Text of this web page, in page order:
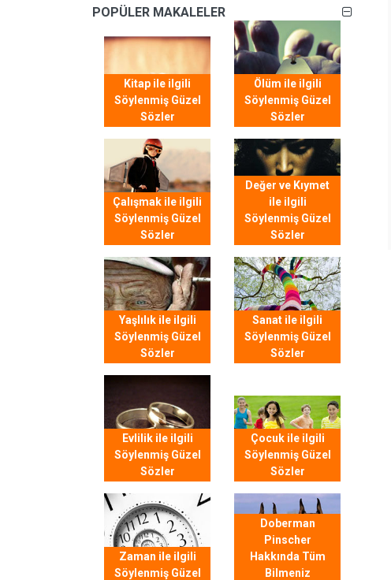
POPÜLER MAKALELER
Kitap ile ilgili
Söylenmiş Güzel
Sözler
Ölüm ile ilgili
Söylenmiş Güzel
Sözler
Çalışmak ile ilgili
Söylenmiş Güzel
Sözler
Değer ve Kıymet
ile ilgili
Söylenmiş Güzel
Sözler
Yaşlılık ile ilgili
Söylenmiş Güzel
Sözler
Sanat ile ilgili
Söylenmiş Güzel
Sözler
Evlilik ile ilgili
Söylenmiş Güzel
Sözler
Çocuk ile ilgili
Söylenmiş Güzel
Sözler
Zaman ile ilgili
Söylenmiş Güzel
Doberman
Pinscher
Hakkında Tüm
Bilmeniz